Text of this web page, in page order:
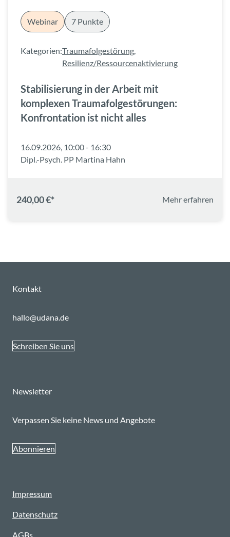
Webinar 7 Punkte
Kategorien:Traumafolgestörung,
Resilienz/Ressourcenaktivierung
Stabilisierung in der Arbeit mit
komplexen Traumafolgestörungen:
Konfrontation ist nicht alles
16.09.2026, 10:00 - 16:30
Dipl.-Psych. PP Martina Hahn
240,00 €* Mehr erfahren
Impressum
Datenschutz
AGBs
Kontakt
hallo@udana.de
Schreiben Sie uns
Newsletter
Verpassen Sie keine News und Angebote
Abonnieren